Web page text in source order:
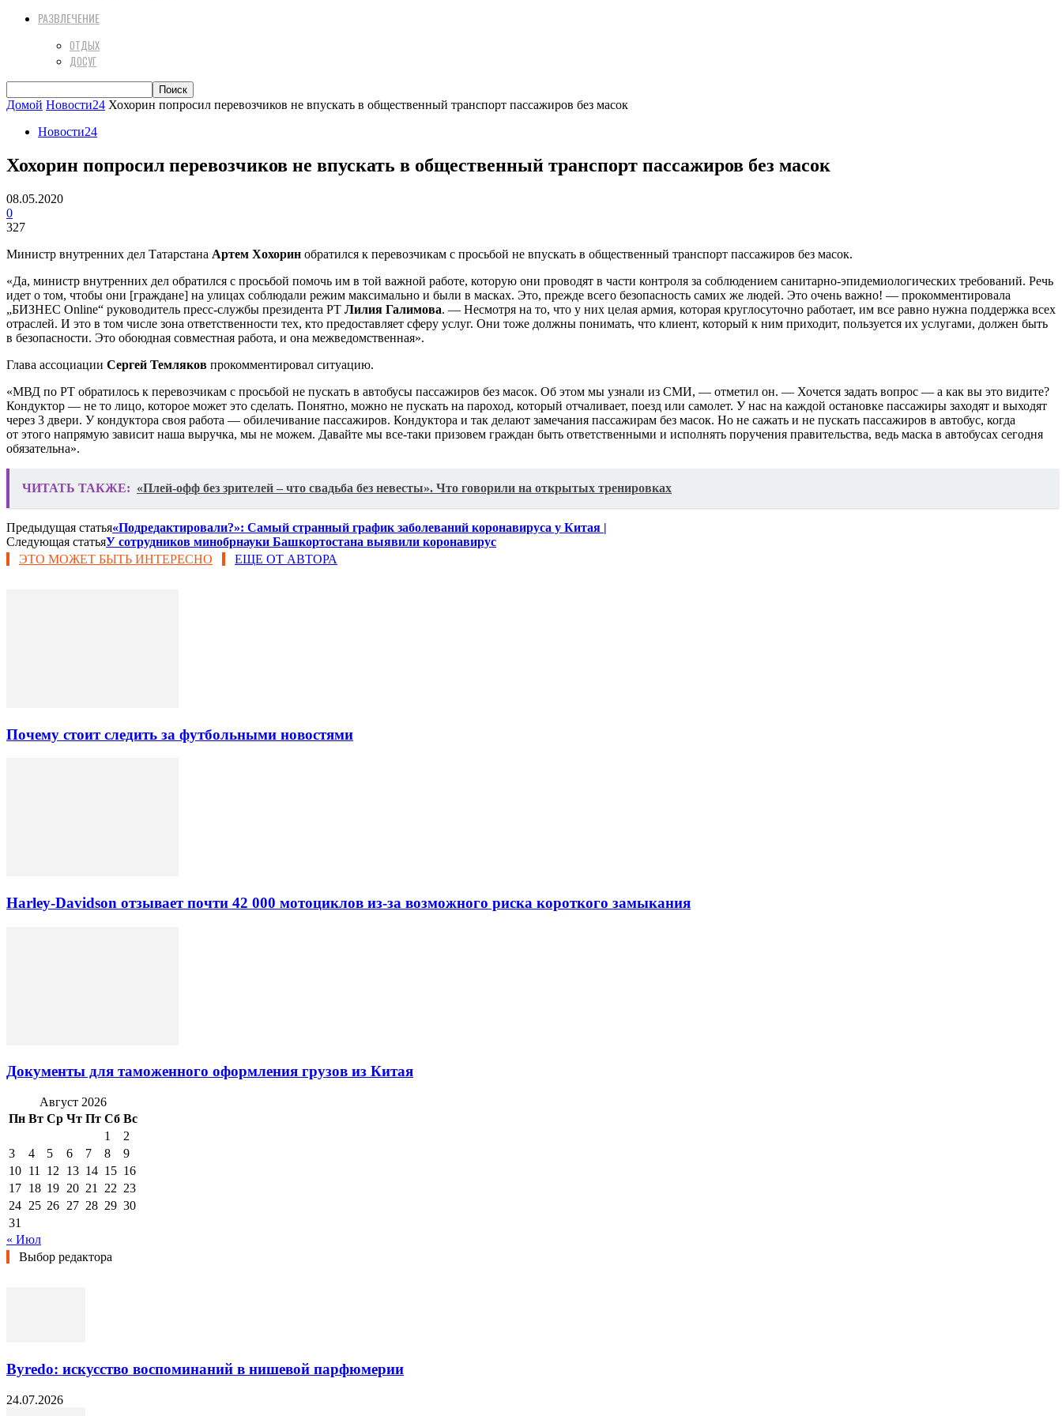
РАЗВЛЕЧЕНИЕ
ОТДЫХ
ДОСУГ
Домой Новости24 Хохорин попросил перевозчиков не впускать в общественный транспорт пассажиров без масок
Новости24
Хохорин попросил перевозчиков не впускать в общественный транспорт пассажиров без масок
08.05.2020
0
327
Министр внутренних дел Татарстана Артем Хохорин обратился к перевозчикам с просьбой не впускать в общественный транспорт пассажиров без масок.
«Да, министр внутренних дел обратился с просьбой помочь им в той важной работе, которую они проводят в части контроля за соблюдением санитарно-эпидемиологических требований. Речь
идет о том, чтобы они [граждане] на улицах соблюдали режим максимально и были в масках. Это, прежде всего безопасность самих же людей. Это очень важно! — прокомментировала
„БИЗНЕС Online“ руководитель пресс-службы президента РТ Лилия Галимова. — Несмотря на то, что у них целая армия, которая круглосуточно работает, им все равно нужна поддержка всех
отраслей. И это в том числе зона ответственности тех, кто предоставляет сферу услуг. Они тоже должны понимать, что клиент, который к ним приходит, пользуется их услугами, должен быть
в безопасности. Это обоюдная совместная работа, и она межведомственная».
Глава ассоциации Сергей Темляков прокомментировал ситуацию.
«МВД по РТ обратилось к перевозчикам с просьбой не пускать в автобусы пассажиров без масок. Об этом мы узнали из СМИ, — отметил он. — Хочется задать вопрос — а как вы это видите?
Кондуктор — не то лицо, которое может это сделать. Понятно, можно не пускать на пароход, который отчаливает, поезд или самолет. У нас на каждой остановке пассажиры заходят и выходят
через 3 двери. У кондуктора своя работа — обилечивание пассажиров. Кондуктора и так делают замечания пассажирам без масок. Но не сажать и не пускать пассажиров в автобус, когда
от этого напрямую зависит наша выручка, мы не можем. Давайте мы все-таки призовем граждан быть ответственными и исполнять поручения правительства, ведь маска в автобусах сегодня
обязательна».
ЧИТАТЬ ТАКЖЕ: «Плей-офф без зрителей – что свадьба без невесты». Что говорили на открытых тренировках
Предыдущая статья«Подредактировали?»: Самый странный график заболеваний коронавируса у Китая |
Следующая статьяУ сотрудников минобрнауки Башкортостана выявили коронавирус
ЭТО МОЖЕТ БЫТЬ ИНТЕРЕСНО
ЕЩЕ ОТ АВТОРА
Почему стоит следить за футбольными новостями
Harley-Davidson отзывает почти 42 000 мотоциклов из-за возможного риска короткого замыкания
Документы для таможенного оформления грузов из Китая
Август 2026
Пн Вт Ср Чт Пт Сб Вс
1
2
3
4 5 6 7 8
9
10 11 12 13 14 15 16
17 18 19 20 21 22 23
24 25 26 27 28 29 30
31
« Июл
Выбор редактора
Byredo: искусство воспоминаний в нишевой парфюмерии
24.07.2026